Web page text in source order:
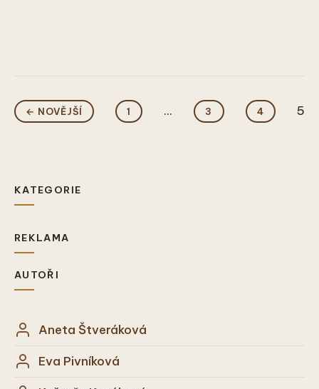
← NOVĚJŠÍ 1 ... 3 4 5
KATEGORIE
REKLAMA
AUTOŘI
Aneta Štveráková
Eva Pivníková